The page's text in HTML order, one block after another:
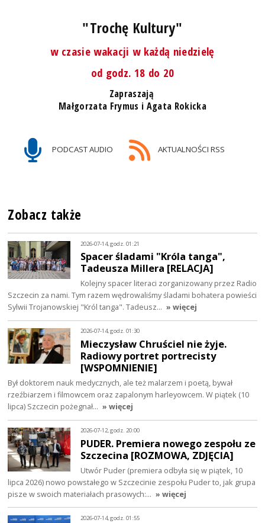
"Trochę Kultury"
w czasie wakacji w każdą niedzielę
od godz. 18 do 20
Zapraszają
Małgorzata Frymus i Agata Rokicka
PODCAST AUDIO AKTUALNOŚCI RSS
Zobacz także
2026-07-14, godz. 01:21
Spacer śladami "Króla tanga",
Tadeusza Millera [RELACJA]
Kolejny spacer literaci zorganizowany przez Radio
Szczecin za nami. Tym razem wędrowaliśmy śladami bohatera powieści
Sylwii Trojanowskiej "Król tanga". Tadeusz… » więcej
2026-07-14, godz. 01:30
Mieczysław Chruściel nie żyje.
Radiowy portret portrecisty
[WSPOMNIENIE]
Był doktorem nauk medycznych, ale też malarzem i poetą, bywał
rzeźbiarzem i filmowcem oraz zapalonym harleyowcem. W piątek (10
lipca) Szczecin pożegnał… » więcej
2026-07-12, godz. 20:00
PUDER. Premiera nowego zespołu ze
Szczecina [ROZMOWA, ZDJĘCIA]
Utwór Puder (premiera odbyła się w piątek, 10
lipca 2026) nowo powstałego w Szczecinie zespołu Puder to, jak grupa
pisze w swoich materiałach prasowych:… » więcej
2026-07-14, godz. 01:55